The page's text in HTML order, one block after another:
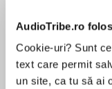
AudioTribe.ro
Cookie-uri? Sunt
text care permit
un site, ca tu să ai
de...
Dani Francis